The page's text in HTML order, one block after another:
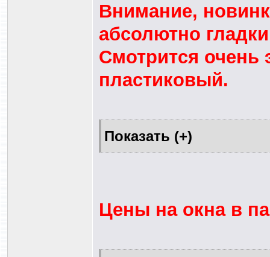
Внимание,
абсолютно
Смотрится очень
пластиковый.
Цены на окна в